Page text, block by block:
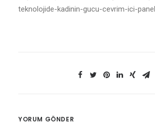
teknolojide-kadinin-gucu-cevrim-ici-
YORUM GÖNDER